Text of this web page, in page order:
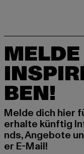
BEN!
Melde dich hier
erhalte künftig
nds, Angebote
er E-Mail!